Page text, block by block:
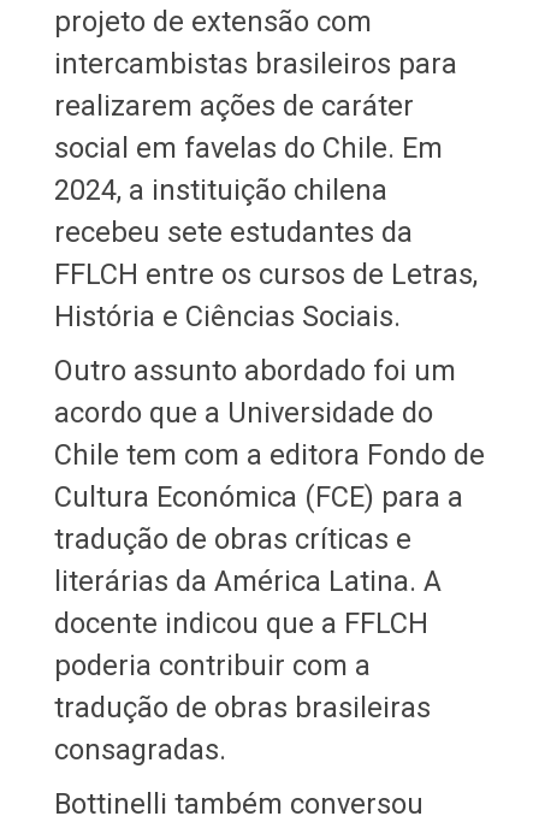
projeto de extensão com
intercambistas brasileiros para
realizarem ações de caráter
social em favelas do Chile. Em
2024, a instituição chilena
recebeu sete estudantes da
FFLCH entre os cursos de Letras,
História e Ciências Sociais.
Outro assunto abordado foi um
acordo que a Universidade do
Chile tem com a editora Fondo de
Cultura Económica (FCE) para a
tradução de obras críticas e
literárias da América Latina. A
docente indicou que a FFLCH
poderia contribuir com a
tradução de obras brasileiras
consagradas.
Bottinelli também conversou